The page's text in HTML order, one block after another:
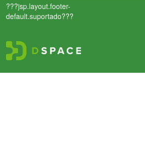
???jsp.layout.footer-
default.suportado???